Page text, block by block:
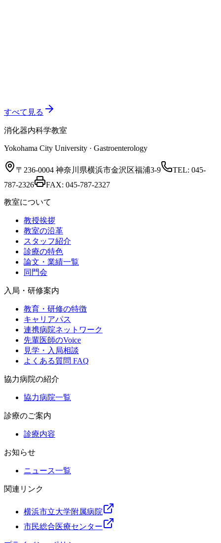
すべて見る
消化器内科学教室
Yokohama City University · Gastroenterology
〒236-0004 神奈川県横浜市金沢区福浦3-9 TEL: 045-
787-2326
FAX: 045-787-2327
教室について
教授挨拶
教室の沿革
スタッフ紹介
診療の特色
論文・業績一覧
同門会
入局・研修案内
教育・研修の特徴
キャリアパス
連携病院ネットワーク
先輩医師のVoice
見学・入局相談
よくある質問 FAQ
協力病院の紹介
協力病院一覧
診療のご案内
診療内容
お知らせ
ニュース一覧
関連リンク
横浜市立大学附属病院
市民総合医療センター